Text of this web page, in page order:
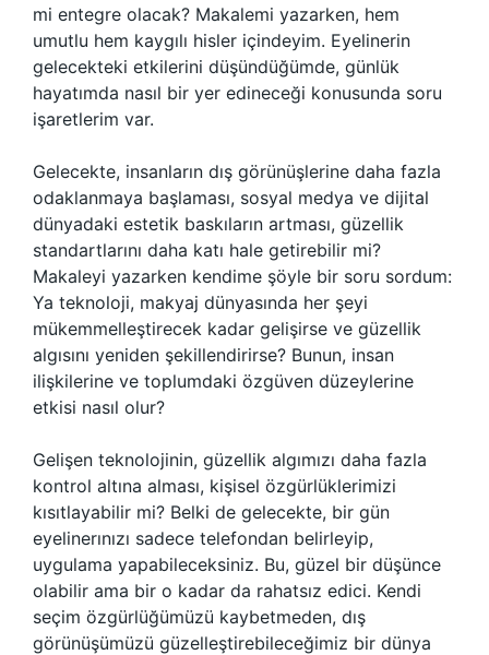
mi entegre olacak? Makalemi yazarken, hem
umutlu hem kaygılı hisler içindeyim. Eyelinerin
gelecekteki etkilerini düşündüğümde, günlük
hayatımda nasıl bir yer edineceği konusunda soru
işaretlerim var.
Gelecekte, insanların dış görünüşlerine daha fazla
odaklanmaya başlaması, sosyal medya ve dijital
dünyadaki estetik baskıların artması, güzellik
standartlarını daha katı hale getirebilir mi?
Makaleyi yazarken kendime şöyle bir soru sordum:
Ya teknoloji, makyaj dünyasında her şeyi
mükemmelleştirecek kadar gelişirse ve güzellik
algısını yeniden şekillendirirse? Bunun, insan
ilişkilerine ve toplumdaki özgüven düzeylerine
etkisi nasıl olur?
Gelişen teknolojinin, güzellik algımızı daha fazla
kontrol altına alması, kişisel özgürlüklerimizi
kısıtlayabilir mi? Belki de gelecekte, bir gün
eyelinerınızı sadece telefondan belirleyip,
uygulama yapabileceksiniz. Bu, güzel bir düşünce
olabilir ama bir o kadar da rahatsız edici. Kendi
seçim özgürlüğümüzü kaybetmeden, dış
görünüşümüzü güzelleştirebileceğimiz bir dünya